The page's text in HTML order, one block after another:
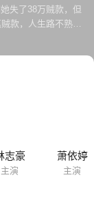
失了38万贼款，但
款，人生路不熟的
露比，害她险些被
志豪
主演
萧依婷
主演